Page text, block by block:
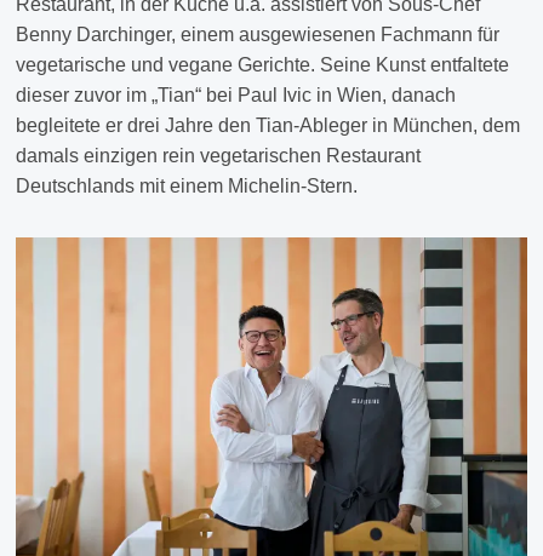
Benny Darchinger, einem ausgewiesenen Fachmann für
vegetarische und vegane Gerichte. Seine Kunst entfaltete
dieser zuvor im „Tian“ bei Paul Ivic in Wien, danach
begleitete er drei Jahre den Tian-Ableger in München, dem
damals einzigen rein vegetarischen Restaurant
Deutschlands mit einem Michelin-Stern.